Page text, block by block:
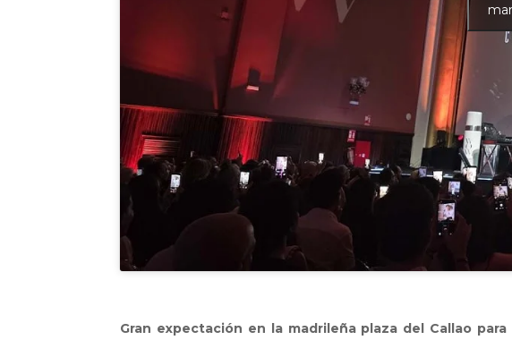
Gran expectación en la madrileña plaza del Callao